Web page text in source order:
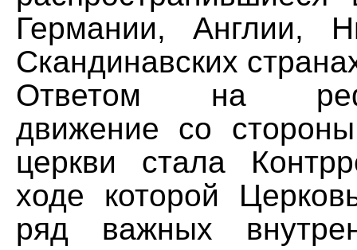
Германии, Англии,
Скандинавских
Ответом на
движение со стороны
церкви стала
ходе которой
ряд важных